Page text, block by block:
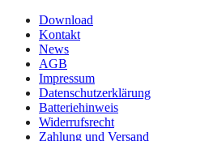
Download
Kontakt
News
AGB
Impressum
Datenschutzerklärung
Batteriehinweis
Widerrufsrecht
Zahlung und Versand